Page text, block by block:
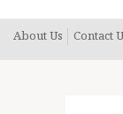
About Us Contact